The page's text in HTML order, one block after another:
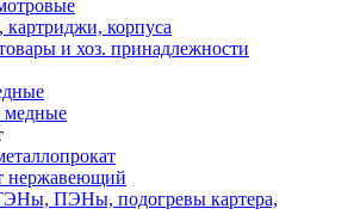
корпуса
и хоз. принадлежности
нержавеющий
ПЭНы, подогревы картера,